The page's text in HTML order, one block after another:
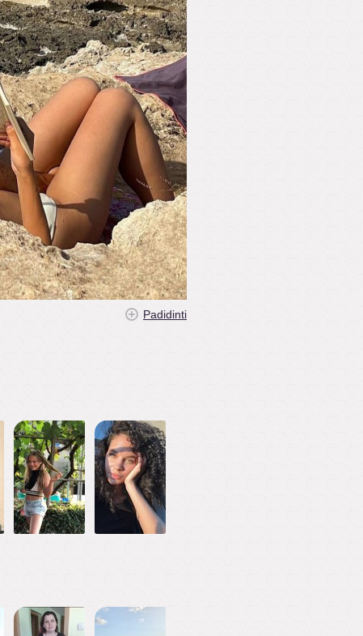
Padidinti